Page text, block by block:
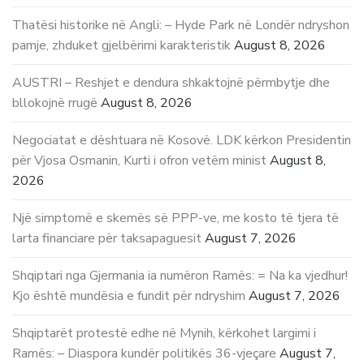
Thatësi historike në Angli: – Hyde Park në Londër ndryshon
pamje, zhduket gjelbërimi karakteristikAugust 8, 2026
AUSTRI – Reshjet e dendura shkaktojnë përmbytje dhe
bllokojnë rrugë August 8, 2026
Negociatat e dështuara në Kosovë. LDK kërkon Presidentin
për Vjosa Osmanin, Kurti i ofron vetëm ministAugust 8,
2026
Një simptomë e skemës së PPP-ve, me kosto të tjera të
larta financiare për taksapaguesitAugust 7, 2026
Shqiptari nga Gjermania ia numëron Ramës: = Na ka vjedhur!
Kjo është mundësia e fundit për ndryshim August 7, 2026
Shqiptarët protestë edhe në Mynih, kërkohet largimi i
Ramës: – Diaspora kundër politikës 36-vjeçare August 7,